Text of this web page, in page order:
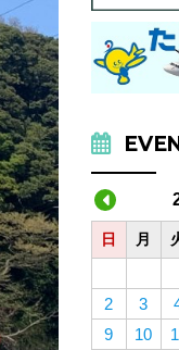
日 月
2
3
9
10